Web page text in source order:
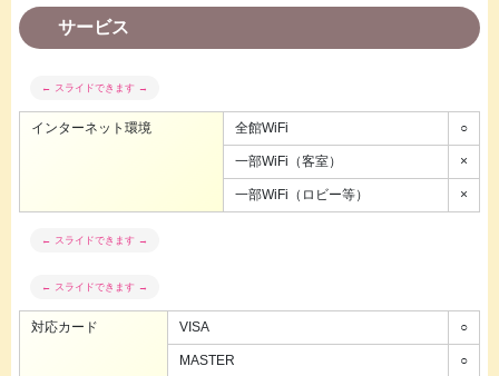
サービス
インターネット環境 全館WiFi ○
一部WiFi（客室） ×
一部WiFi（ロビー等） ×
対応カード VISA ○
MASTER ○